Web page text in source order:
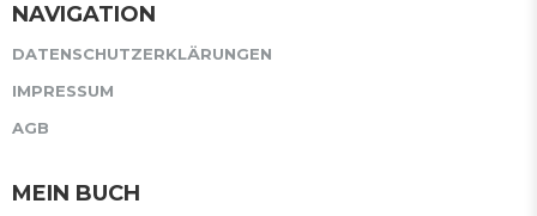
NAVIGATION
DATENSCHUTZERKLÄRUNGEN
IMPRESSUM
AGB
MEIN BUCH